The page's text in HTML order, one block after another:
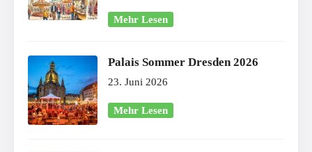
Mehr Lesen
Palais Sommer Dresden 2026
23. Juni 2026
Mehr Lesen